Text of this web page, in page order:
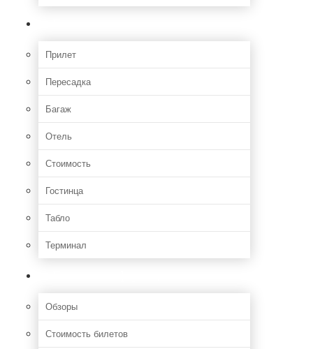
Прилет
Пересадка
Багаж
Отель
Стоимость
Гостинца
Табло
Терминал
Обзоры
Стоимость билетов